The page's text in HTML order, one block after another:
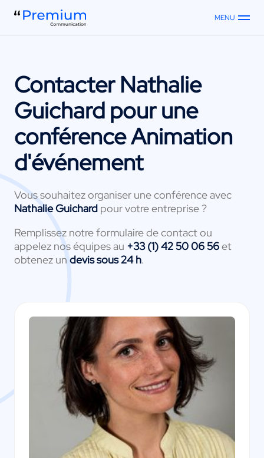
MENU
ContacterNathalie
Guichardpour une
conférence Animation
d'événement
Vous souhaitez organiser une conférence avec
Nathalie Guichard pour votre entreprise ?
Remplissez notre formulaire de contact ou
appelez nos équipes au +33 (1) 42 50 06 56et
obtenez un devis sous 24 h.